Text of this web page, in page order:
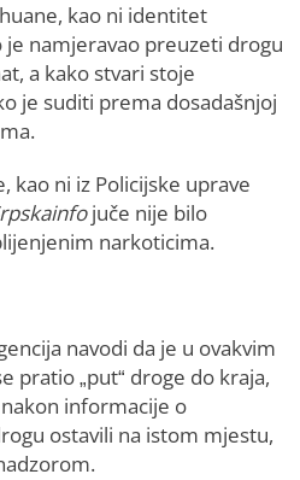
kao ni identitet
namjeravao preuzeti drogu
a kako stvari stoje
je suditi prema dosadašnjoj
kao ni iz Policijske uprave
juče nije bilo
narkoticima.
navodi da je u ovakvim
pratio „put“ droge do kraja,
informacije o
ostavili na istom mjestu,